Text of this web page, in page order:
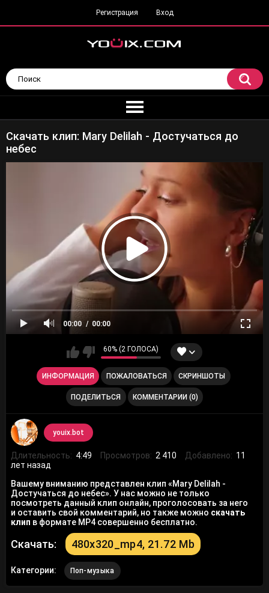
Регистрация Вход
Скачать клип: Mary Delilah - Достучаться до
небес
00:00 00:00
60% (2 ГОЛОСА)
ИНФОРМАЦИЯ ПОЖАЛОВАТЬСЯ СКРИНШОТЫ
ПОДЕЛИТЬСЯ КОММЕНТАРИИ (0)
youix.bot
Длительность: 4:49 Просмотров: 2 410 Добавлено: 11
лет назад
Вашему вниманию представлен клип «Mary Delilah -
Достучаться до небес». У нас можно не только
посмотреть данный клип онлайн, проголосовать за него
и оставить свой комментарий, но также можно скачать
клип в формате MP4 совершенно бесплатно.
Скачать: 480x320_mp4, 21.72 Mb
Категории: Поп-музыка